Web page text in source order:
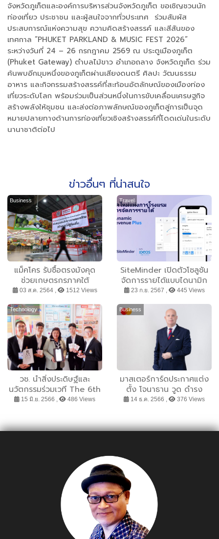
จังหวัดภูเก็ตและองค์การบริหารส่วนจังหวัดภูเก็ต ขอเชิญชวนนัก
ท่องเที่ยว ประชาชน และผู้สนใจจากทั่วประเทศ ร่วมสัมผัส
ประสบการณ์แห่งความสุข ความคิดสร้างสรรค์ และสีสันของ
เทศกาล “PHUKET PARKLAND & MUSIC FEST 2026”
ระหว่างวันที่ 24 – 26 กรกฎาคม 2569 ณ ประตูเมืองภูเก็ต
(Phuket Gateway) ตำบลไม้ขาว อำเภอถลาง จังหวัดภูเก็ต ร่วม
ค้นพบอีกมุมหนึ่งของภูเก็ตผ่านเสียงดนตรี ศิลปะ วัฒนธรรม
อาหาร และกิจกรรมสร้างสรรค์ที่สะท้อนอัตลักษณ์ของเมืองท่อง
เที่ยวระดับโลก พร้อมร่วมเป็นส่วนหนึ่งในการขับเคลื่อนเศรษฐกิจ
สร้างพลังให้ชุมชน และส่งต่อภาพลักษณ์ของภูเก็ตสู่การเป็นจุด
หมายปลายทางด้านการท่องเที่ยวเชิงสร้างสรรค์ที่โดดเด่นในระดับ
นานาชาติต่อไป
ข่าวอื่นๆ ที่น่าสนใจ
Business
แม็คโคร รับซื้อตรงมังคุด
ช่วยเกษตรกรภาคใต้
มากกว่า 300 ตัน หลัง
ชาวสวนนับพันราย ได้รับ
ผลกระทบโควิด-19 เร่ง
กระจายทั่วประเทศตลอด
เดือนสิงหาคม
03 ส.ค. 2564 , 1512 Views
Travel
SiteMinder เปิดตัวโซลูชัน
จัดการรายได้แบบไดนามิก
บนมือถือ โดยจับมือกับ
IDeaS เพื่อช่วยให้โรงแรม
ทุกขนาดปรับราคาห้องพักได้
อย่างมีประสิทธิภาพ
23 ก.ย. 2567 , 445 Views
Technology
วช. นำสิ่งประดิษฐ์และ
นวัตกรรมร่วมเวที The 6th
China (Shanghai)
2023” ภายใต้งาน“The
Technology Fair” ณ นคร
เซี่ยงไฮ้ สาธารณรัฐประชาชน
15 มิ.ย. 2566 , 486 Views
Business
มาสเตอร์การ์ดประกาศแต่ง
ตั้ง โจนาธาน วูด ดำรง
ตำแหน่งผู้จัดการประจำ
14 ธ.ค. 2566 , 376 Views